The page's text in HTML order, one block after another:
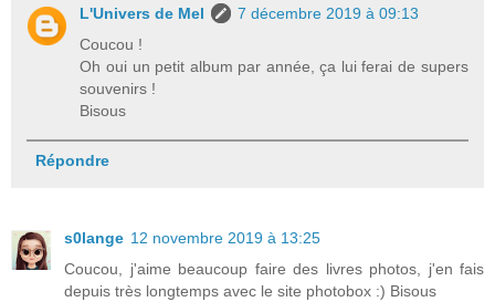
L'Univers de Mel
7 décembre 2019 à 09:13
Coucou !
Oh oui un petit album par année, ça lui ferai de supers
souvenirs !
Bisous
Répondre
s0lange 12 novembre 2019 à 13:25
Coucou, j'aime beaucoup faire des livres photos, j'en fais
depuis très longtemps avec le site photobox :) Bisous